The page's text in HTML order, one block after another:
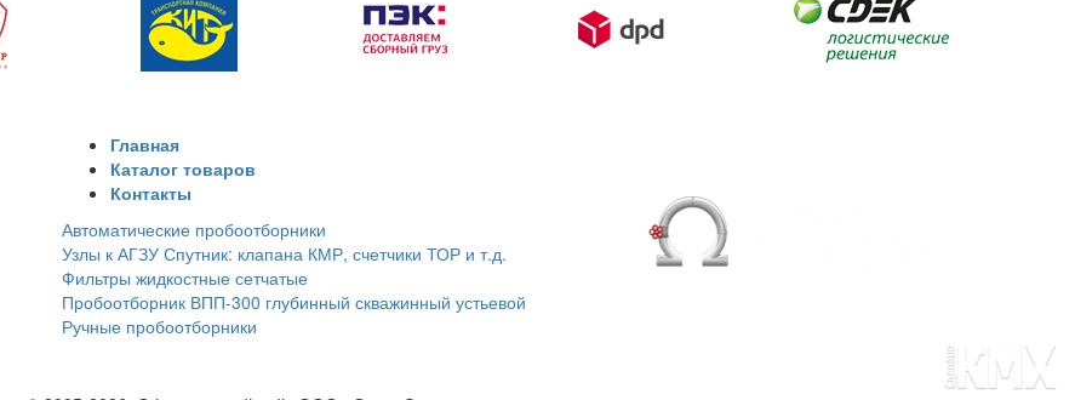
Главная
Каталог товаров
Контакты
Автоматические пробоотборники
Узлы к АГЗУ Спутник: клапана КМР, счетчики ТОР и т.д.
Фильтры жидкостные сетчатые
Пробоотборник ВПП-300 глубинный скважинный устьевой
Ручные пробоотборники